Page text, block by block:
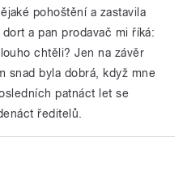
pohoštění a zastavila
a pan prodavač mi říká:
chtěli? Jen na závěr
snad byla dobrá, když mne
patnáct let se
ředitelů.